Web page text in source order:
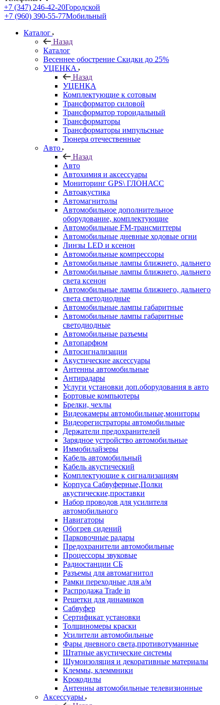
+7 (347) 246-42-20Городской
+7 (960) 390-55-77Мобильный
Каталог
Назад
Каталог
Весеннее обострение Скидки до 25%
УЦЕНКА
Назад
УЦЕНКА
Комплектующие к сотовым
Трансформатор силовой
Трансформатор тороидальный
Трансформаторы
Трансформаторы импульсные
Тюнера отечественные
Авто
Назад
Авто
Автохимия и аксессуары
Мониторинг GPS\ ГЛОНАСС
Автоакустика
Автомагнитолы
Автомобильное дополнительное
оборудование, комплектующие
Автомобильные FM-трансмиттеры
Автомобильные дневные ходовые огни
Линзы LED и ксенон
Автомобильные компрессоры
Автомобильные лампы ближнего, дальнего
Автомобильные лампы ближнего, дальнего
света ксенон
Автомобильные лампы ближнего, дальнего
света светодиодные
Автомобильные лампы габаритные
Автомобильные лампы габаритные
светодиодные
Автомобильные разъемы
Автопарфюм
Автосигнализации
Акустические аксессуары
Антенны автомобильные
Антирадары
Услуги установки доп.оборудования в авто
Бортовые компьютеры
Брелки, чехлы
Видеокамеры автомобильные,мониторы
Видеорегистраторы автомобильные
Держатели предохранителей
Зарядное устройство автомобильные
Иммобилайзеры
Кабель автомобильный
Кабель акустический
Комплектующие к сигнализациям
Корпуса Сабвуферные,Полки
акустические,проставки
Набор проводов для усилителя
автомобильного
Навигаторы
Обогрев сидений
Парковочные радары
Предохранители автомобильные
Процессоры звуковые
Радиостанции СБ
Разъемы для автомагнитол
Рамки переходные для а/м
Распродажа Trade in
Решетки для динамиков
Сабвуфер
Сертификат установки
Толщиномеры краски
Усилители автомобильные
Фары дневного света,противотуманные
Штатные акустические системы
Шумоизоляция и декоративные материалы
Клеммы, клеммники
Крокодилы
Антенны автомобильные телевизионные
Аксессуары